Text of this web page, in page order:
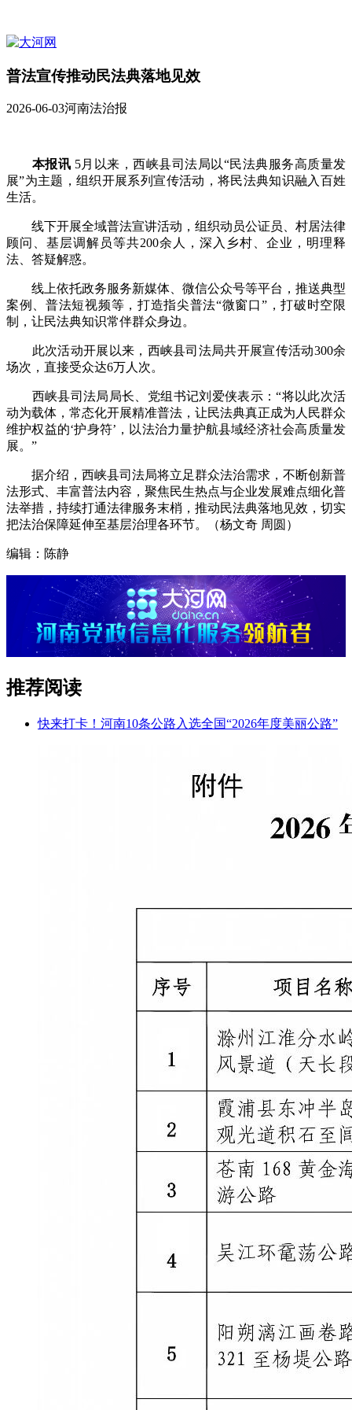
普法宣传推动民法典落地见效
2026-06-03河南法治报
本报讯 5月以来，西峡县司法局以“民法典服务高质量发
展”为主题，组织开展系列宣传活动，将民法典知识融入百姓
生活。
线下开展全域普法宣讲活动，组织动员公证员、村居法律
顾问、基层调解员等共200余人，深入乡村、企业，明理释
法、答疑解惑。
线上依托政务服务新媒体、微信公众号等平台，推送典型
案例、普法短视频等，打造指尖普法“微窗口”，打破时空限
制，让民法典知识常伴群众身边。
此次活动开展以来，西峡县司法局共开展宣传活动300余
场次，直接受众达6万人次。
西峡县司法局局长、党组书记刘爱侠表示：“将以此次活
动为载体，常态化开展精准普法，让民法典真正成为人民群众
维护权益的‘护身符’，以法治力量护航县域经济社会高质量发
展。”
据介绍，西峡县司法局将立足群众法治需求，不断创新普
法形式、丰富普法内容，聚焦民生热点与企业发展难点细化普
法举措，持续打通法律服务末梢，推动民法典落地见效，切实
把法治保障延伸至基层治理各环节。（杨文奇 周圆）
编辑：陈静
推荐阅读
快来打卡！河南10条公路入选全国“2026年度美丽公路”